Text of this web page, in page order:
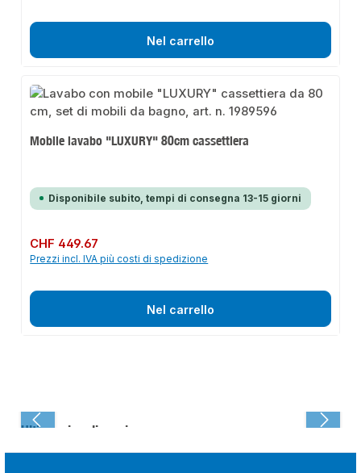
Nel carrello
Mobile lavabo "LUXURY" 80cm cassettiera
Disponibile subito, tempi di consegna 13-15 giorni
Prezzo normale:
CHF 449.67
Prezzi incl. IVA più costi di spedizione
Nel carrello
Ultima visualizzazione: